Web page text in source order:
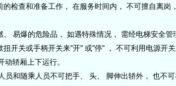
的检查和准备工作， 在服务时间内， 不可擅自离
易爆的危险品， 如遇特殊情况， 需经电梯安全
扭开关或手柄开关来"开" 或"停" ， 不可利用电源开
轿厢上下运行。
员和随乘人员不可把手、 头、 脚伸出轿外， 也不